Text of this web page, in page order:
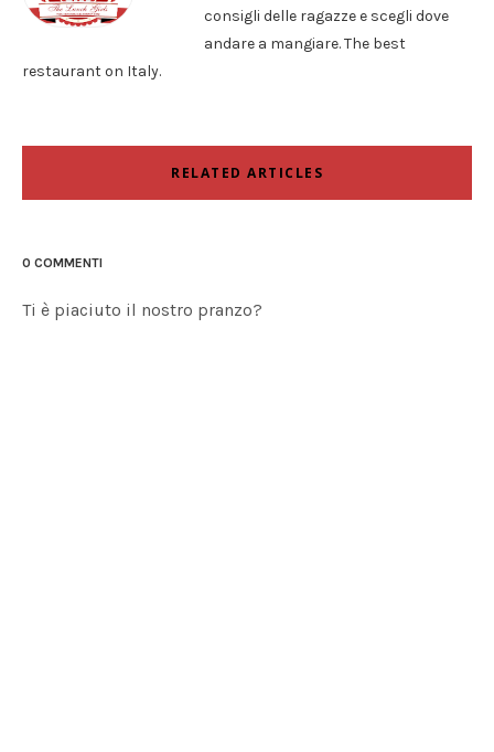
consigli delle ragazze e scegli dove
andare a mangiare. The best
restaurant on Italy.
RELATED ARTICLES
0 COMMENTI
Ti è piaciuto il nostro pranzo?